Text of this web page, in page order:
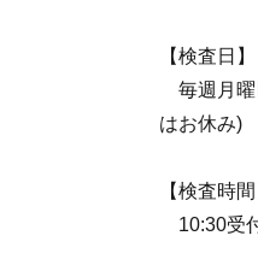
【検査日】
毎週月曜
はお休み)
【検査時間
10:30受